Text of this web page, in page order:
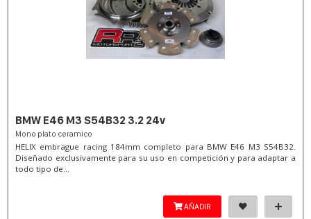
BMW E46 M3 S54B32 3.2 24v
Mono plato ceramico
HELIX embrague racing 184mm completo para BMW E46 M3 S54B32.
Diseñado exclusivamente para su uso en competición y para adaptar a
todo tipo de...
AÑADIR